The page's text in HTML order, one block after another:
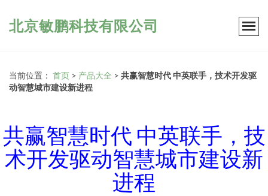
北京敏鹏科技有限公司
当前位置： 首页 > 产品大全 > 共赢智慧时代 中英联手，技术开发驱
动智慧城市建设新进程
共赢智慧时代 中英联手，技
术开发驱动智慧城市建设新
进程